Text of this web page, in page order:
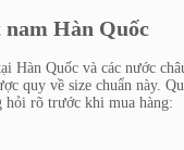
nam Hàn Quốc
Hàn Quốc và các nước
quy về size chuẩn này.
hỏi rõ trước khi mua hàng: